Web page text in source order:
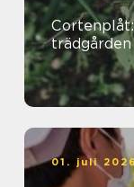
trädgården
01. juli